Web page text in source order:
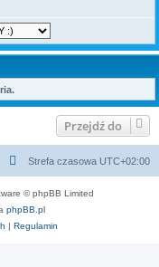
Przejdź do
Strefa czasowa UTC+02:00
© phpBB Limited
phpBB.pl
| Regulamin